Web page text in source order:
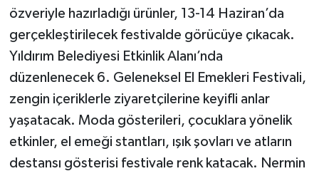
özveriyle hazırladığı ürünler, 13-14 Haziran’da
gerçekleştirilecek festivalde görücüye çıkacak.
Yıldırım Belediyesi Etkinlik Alanı’nda
düzenlenecek 6. Geleneksel El Emekleri Festivali,
zengin içeriklerle ziyaretçilerine keyifli anlar
yaşatacak. Moda gösterileri, çocuklara yönelik
etkinler, el emeği stantları, ışık şovları ve atların
destansı gösterisi festivale renk katacak. Nermin